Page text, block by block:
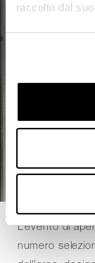
raccolto dal
L’evento di
numero